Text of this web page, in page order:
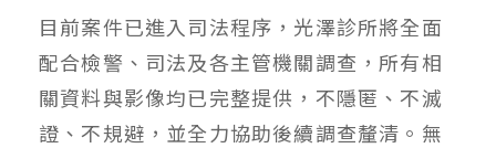
目前案件已進入司法程序，光澤診所將全面
配合檢警、司法及各主管機關調查，所有相
關資料與影像均已完整提供，不隱匿、不滅
證、不規避，並全力協助後續調查釐清。無